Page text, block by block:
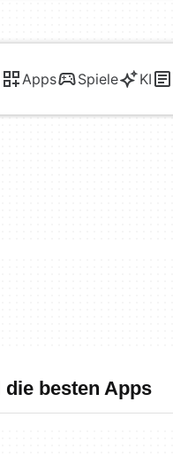
Apps Spiele KI
besten Apps